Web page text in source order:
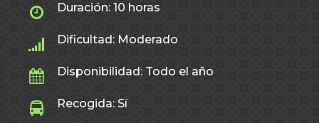
Duración: 10 horas
Dificultad: Moderado
Disponibilidad: Todo el año
Recogida: Sí